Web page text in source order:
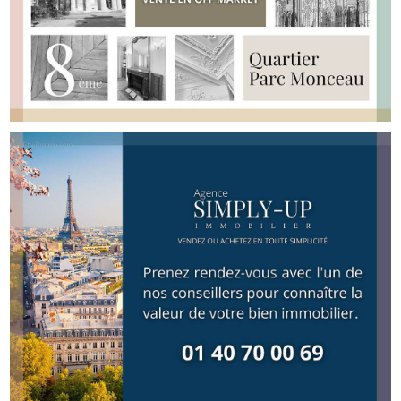
grande salle de bains ainsi que deux WC indépendants
complètent cet espace. Le fond de l'appartement permet
également d'envisager la création d'une suite parentale
avec chambre, salle de bains privative et dressing.
L'appartement séduit par ses volumes, son caractère
haussmannien et son potentiel d'aménagement. Une cave
en sous-sol complète ce bien. L'immeuble dispose
également d'un gardien. Charges mensuelles : 321 euros /
mois (chauffage individuel au gaz) Taxe foncière : 2 776
euros Le quartier du Parc Monceau compte parmi les
secteurs les plus recherchés de Paris. A proximité
immédiate du parc, il offre un environnement résidentiel
apprécié pour son calme, ses commerces de qualité et sa
vie de quartier. Le secteur permet également un accès
rapide aux grands axes parisiens et aux Champs-Élysées.
N'hésitez pas à nous contacter pour organiser une visite
et découvrir ce bien situé au coeur du 8? arrondissement